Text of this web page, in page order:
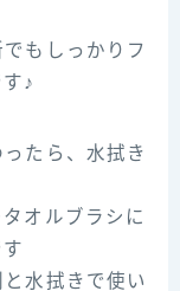
もしっかりフ
♪
たら、水拭き
オルブラシに
水拭きで使い